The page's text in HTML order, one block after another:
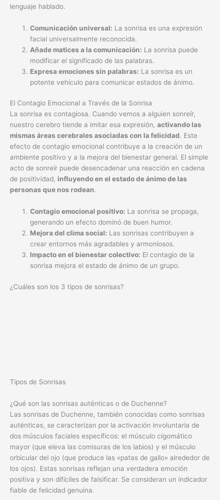
lenguaje hablado.
Comunicación universal: La sonrisa es una expresión
facial universalmente reconocida.
Añade matices a la comunicación: La sonrisa puede
modificar el significado de las palabras.
Expresa emociones sin palabras: La sonrisa es un
potente vehículo para comunicar estados de ánimo.
El Contagio Emocional a Través de la Sonrisa
La sonrisa es contagiosa. Cuando vemos a alguien sonreír,
nuestro cerebro tiende a imitar esa expresión, activando las
mismas áreas cerebrales asociadas con la felicidad. Este
efecto de contagio emocional contribuye a la creación de un
ambiente positivo y a la mejora del bienestar general. El simple
acto de sonreír puede desencadenar una reacción en cadena
de positividad, influyendo en el estado de ánimo de las
personas que nos rodean.
Contagio emocional positivo: La sonrisa se propaga,
generando un efecto dominó de buen humor.
Mejora del clima social: Las sonrisas contribuyen a
crear entornos más agradables y armoniosos.
Impacto en el bienestar colectivo: El contagio de la
sonrisa mejora el estado de ánimo de un grupo.
¿Cuáles son los 3 tipos de sonrisas?
Tipos de Sonrisas
¿Qué son las sonrisas auténticas o de Duchenne?
Las sonrisas de Duchenne, también conocidas como sonrisas
auténticas, se caracterizan por la activación involuntaria de
dos músculos faciales específicos: el músculo cigomático
mayor (que eleva las comisuras de los labios) y el músculo
orbicular del ojo (que produce las «patas de gallo» alrededor de
los ojos). Estas sonrisas reflejan una verdadera emoción
positiva y son difíciles de falsificar. Se consideran un indicador
fiable de felicidad genuina.